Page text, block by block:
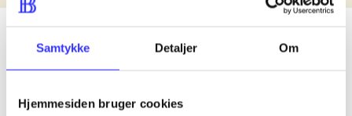
Samtykke Detaljer Om
Hjemmesiden bruger cookies
Nyhed
lorem ipsum dolor sit amet ...